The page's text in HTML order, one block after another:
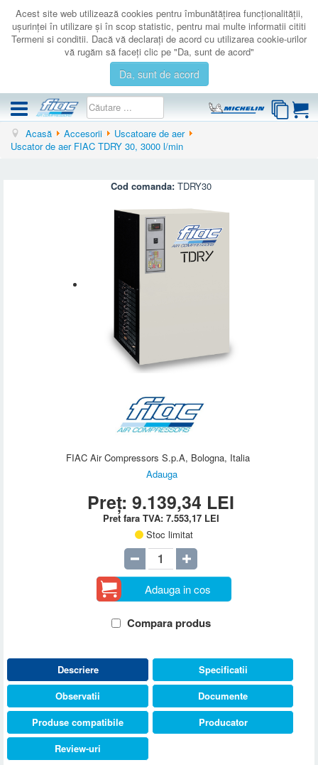
Acest site web utilizează cookies pentru îmbunătăţirea funcţionalităţii,
uşurinţei în utilizare şi în scop statistic, pentru mai multe informatii cititi
Termeni si conditii. Dacă vă declaraţi de acord cu utilizarea cookie-urilor
vă rugăm să faceţi clic pe "Da, sunt de acord"
Da, sunt de acord
COMPRESOARE
Acasă Accesorii
Uscatoare de aer
Uscator de aer FIAC TDRY 30, 3000 l/min
Cod comanda: TDRY30
FIAC Air Compressors S.p.A, Bologna, Italia
Adauga
Preț:9.139,34 LEI
Pret fara TVA: 7.553,17 LEI
Stoc limitat
Adauga in cos
Compara produs
Descriere
Specificatii
Observatii
Documente
Produse compatibile
Producator
Review-uri